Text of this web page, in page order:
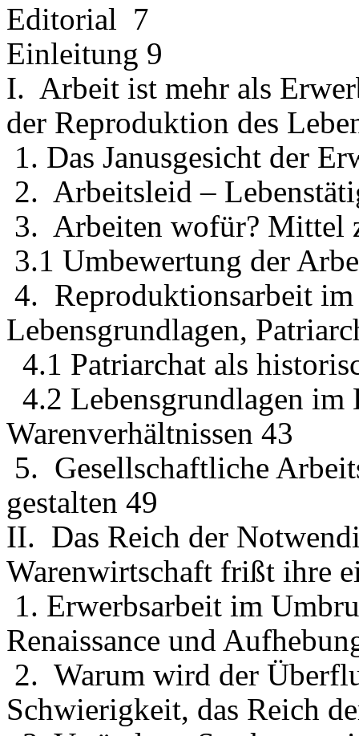
Editorial 7
Einleitung 9
I. Arbeit ist mehr als
der Reproduktion des
1. Das Janusgesicht der
2. Arbeitsleid –
3. Arbeiten wofür? Mittel
3.1 Umbewertung der
4. Reproduktionsarbeit
Lebensgrundlagen,
4.1 Patriarchat als
4.2 Lebensgrundlagen
Warenverhältnissen 43
5. Gesellschaftliche
gestalten 49
II. Das Reich der
Warenwirtschaft frißt ihre
1. Erwerbsarbeit im
Renaissance und
2. Warum wird der
Schwierigkeit, das Reich